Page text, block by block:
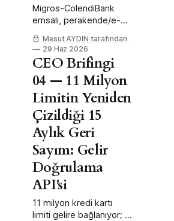
Migros-ColendiBank
emsali, perakende/e-
ticaret için 12–18 aylık
servis modeli bankacılığı
penceresi açtı.
Mesut AYDIN tarafından
29 Haz 2026
CEO Brifingi
04 — 11 Milyon
Limitin Yeniden
Çizildiği 15
Aylık Geri
Sayım: Gelir
Doğrulama
API'si
11 milyon kredi kartı
limiti gelire bağlanıyor; 1